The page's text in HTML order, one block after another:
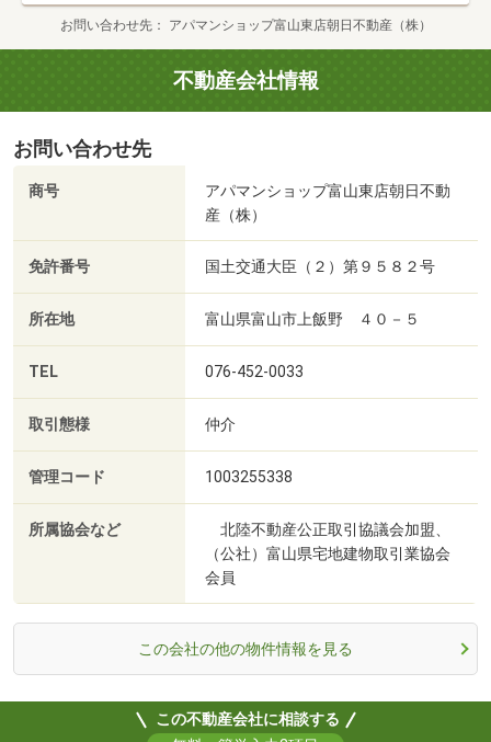
お問い合わせ先 アパマンショップ富山東店朝日不動産（株）
不動産会社情報
お問い合わせ先
商号
アパマンショップ富山東店朝日不動
産（株）
免許番号 国土交通大臣（２）第９５８２号
所在地 富山県富山市上飯野 ４０－５
TEL 076-452-0033
取引態様 仲介
管理コード 1003255338
所属協会など
北陸不動産公正取引協議会加盟、
（公社）富山県宅地建物取引業協会
会員
この会社の他の物件情報を見る
この不動産会社に相談する